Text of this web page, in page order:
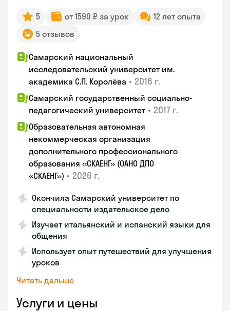
5 от 1590 ₽ за урок
12 лет опыта
5 отзывов
Самарский национальный
исследовательский университет им.
академика С.П. Королёва • 2016 г.
Самарский государственный социально-
педагогический университет • 2017 г.
Образовательная автономная
некоммерческая организация
дополнительного профессионального
образования «СКАЕНГ» (ОАНО ДПО
«СКАЕНГ») • 2026 г.
Окончила Самарский университет по
специальности издательское дело
Изучает итальянский и испанский языки для
общения
Использует опыт путешествий для улучшения
уроков
Читать дальше
Услуги и цены